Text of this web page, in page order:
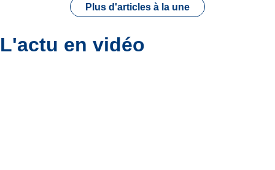
Plus d'articles à la une
L'actu en vidéo